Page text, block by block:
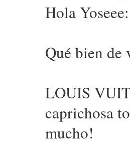
Hola Yoseee:
Qué bien de
LOUIS
caprichosa
mucho!